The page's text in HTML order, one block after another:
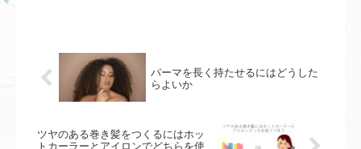
パーマを長く持たせるにはどうした
らよいか
ツヤのある巻き髪をつくるにはホッ
トカーラーとアイロンでどちらを使